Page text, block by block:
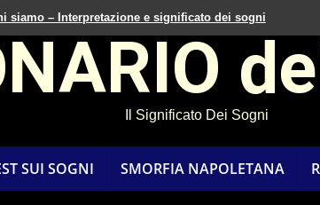
siamo – Interpretazione e significato dei sogni
Il Significato Dei Sogni
SUI SOGNI SMORFIA NAPOLETANA